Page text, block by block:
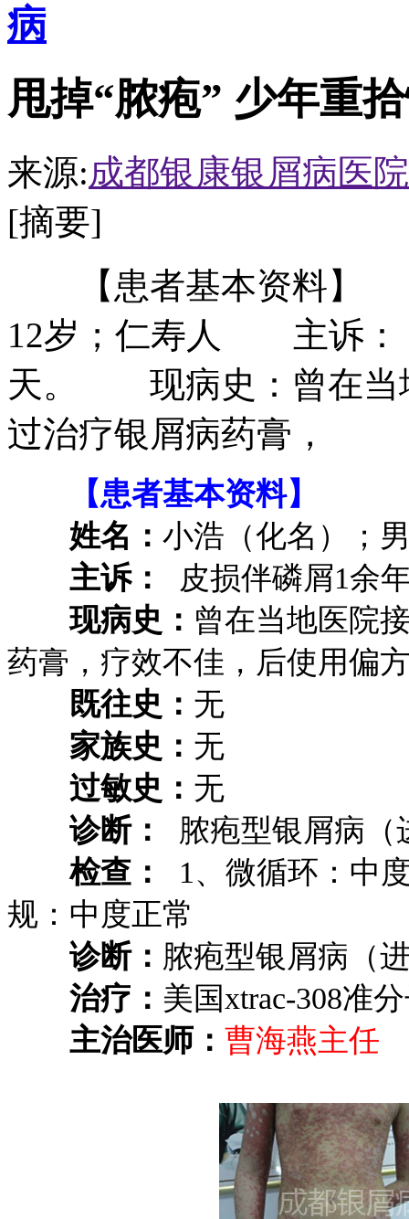
病
甩掉“脓疱” 少年重
来源:成都银康银屑病医院
[摘要]
【患者基本资料】
12岁；仁寿人 主诉：
天。 现病史：曾在当
过治疗银屑病药膏，
【患者基本资料】
姓名： 小浩（化名）；
主诉：
皮损伴磷屑1余
现病史： 曾在当地医院
药膏，疗效不佳，后使用偏
既往史： 无
家族史： 无
过敏史： 无
诊断：
脓疱型银屑病（
检查：
1、微循环：中
规：中度正常
诊断： 脓疱型银屑病（
治疗： 美国xtrac-308准
主治医师： 曹海燕主任